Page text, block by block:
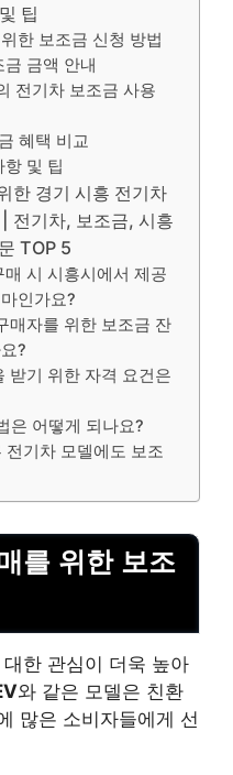
팁
한 보조금 신청 방법
금액 안내
전기차 보조금 사용
혜택 비교
항 및 팁
한 경기 시흥 전기차
전기차, 보조금, 시흥
TOP 5
시 시흥시에서 제공
인가요?
매자를 위한 보조금 잔
?
받기 위한 자격 요건은
은 어떻게 되나요?
전기차 모델에도 보조
를 위한 보조
한 관심이 더욱 높아
와 같은 모델은 친환
많은 소비자들에게 선